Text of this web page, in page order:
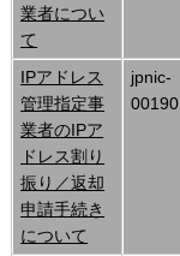
業者につい
て
IPアドレス
管理指定事
業者のIPア
ドレス割り
振り／返却
申請手続き
について
jpnic-
00190